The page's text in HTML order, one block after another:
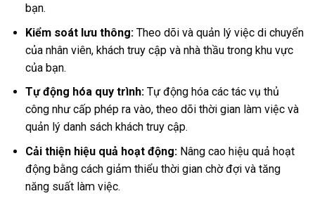
bạn.
Kiểm soát lưu thông: Theo dõi và quản lý việc di chuyển
của nhân viên, khách truy cập và nhà thầu trong khu vực
của bạn.
Tự động hóa quy trình: Tự động hóa các tác vụ thủ
công như cấp phép ra vào, theo dõi thời gian làm việc và
quản lý danh sách khách truy cập.
Cải thiện hiệu quả hoạt động: Nâng cao hiệu quả hoạt
động bằng cách giảm thiểu thời gian chờ đợi và tăng
năng suất làm việc.